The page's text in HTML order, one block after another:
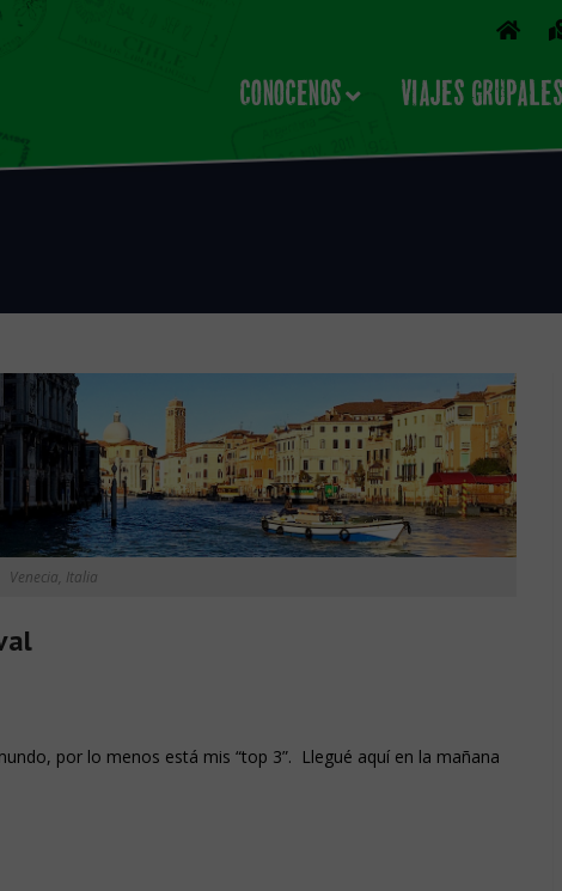
CONOCENOS VIAJES GRUPALES
Venecia, Italia
por lo menos está mis “top 3”. Llegué aquí en la mañana